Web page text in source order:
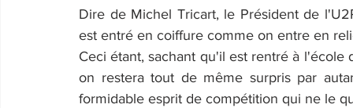
Dire de Michel Tricart, le Président de
est entré en coiffure comme on entre en
Ceci étant, sachant qu'il est rentré à l'école
on restera tout de même surpris par
formidable esprit de compétition qui ne le